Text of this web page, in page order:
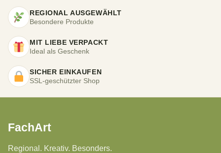
REGIONAL AUSGEWÄHLT
Besondere Produkte
MIT LIEBE VERPACKT
Ideal als Geschenk
SICHER EINKAUFEN
SSL-geschützter Shop
FachArt
Regional. Kreativ. Besonders.